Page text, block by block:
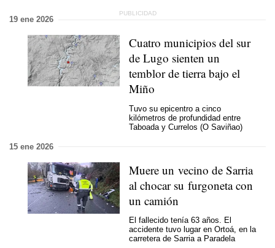
19 ene 2026
Cuatro municipios del sur
de Lugo sienten un
temblor de tierra bajo el
Miño
Tuvo su epicentro a cinco
kilómetros de profundidad entre
Taboada y Currelos (O Saviñao)
15 ene 2026
Muere un vecino de Sarria
al chocar su furgoneta con
un camión
El fallecido tenía 63 años. El
accidente tuvo lugar en Ortoá, en la
carretera de Sarria a Paradela